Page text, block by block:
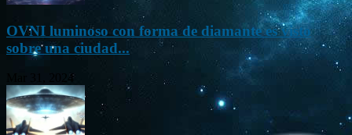
OVNI luminoso con forma de diamante es visto
sobre una ciudad...
Mar 31, 2024